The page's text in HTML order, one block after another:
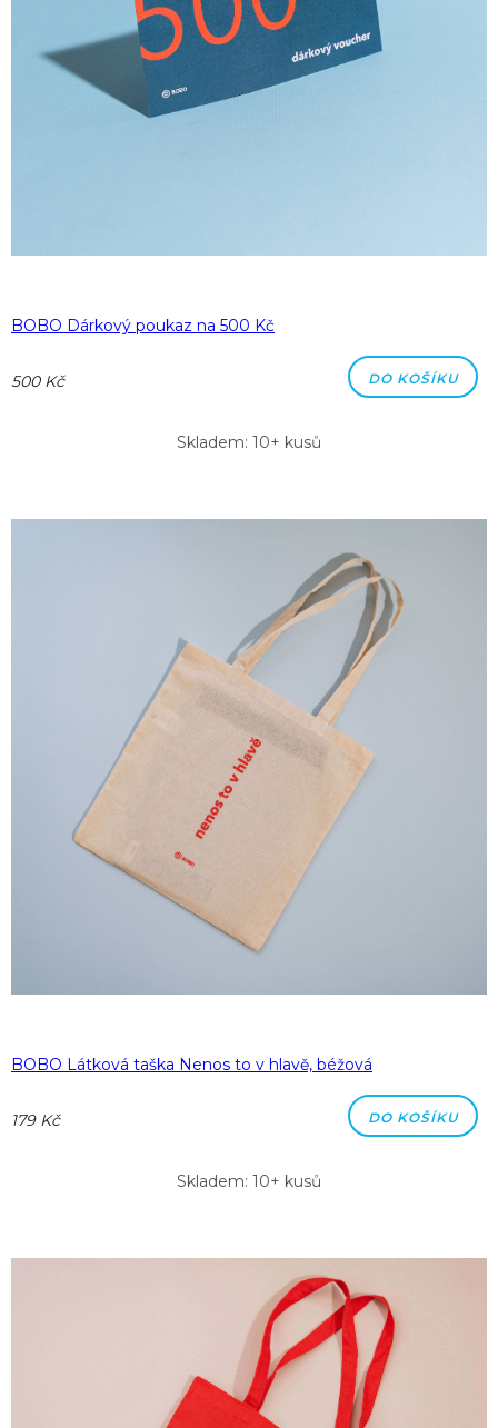
BOBO Dárkový poukaz na 500 Kč
500 Kč DO KOŠÍKU
Skladem: 10+ kusů
BOBO Látková taška Nenos to v hlavě, béžová
179 Kč DO KOŠÍKU
Skladem: 10+ kusů